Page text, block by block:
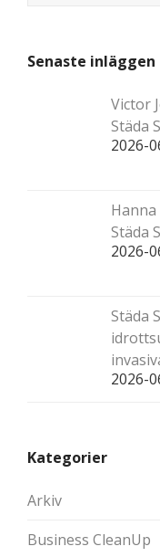
Senaste inläggen
Victor
Städa
2026-
Städa
2026-
Städa
2026-
Kategorier
Arkiv
Business CleanUp